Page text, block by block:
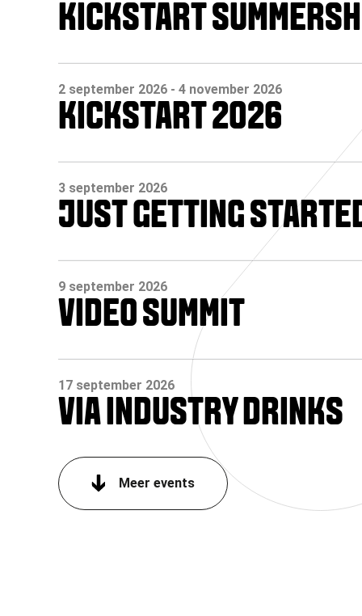
KICKSTART
2 september 2026 - 4 november 2026
KICKSTART 2026
3 september 2026
JUST GETTING
9 september 2026
VIDEO SUMMIT
17 september 2026
VIA INDUSTRY DRINKS
Meer events